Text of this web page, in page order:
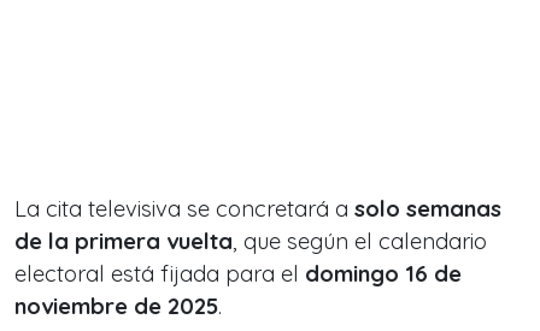
La cita televisiva se concretará a solo semanas
de la primera vuelta, que según el calendario
electoral está fijada para el domingo 16 de
noviembre de 2025.